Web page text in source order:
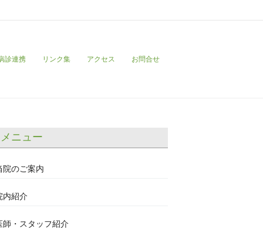
診連携 リンク集 アクセス お問合せ
メニュー
院のご案内
内紹介
師・スタッフ紹介